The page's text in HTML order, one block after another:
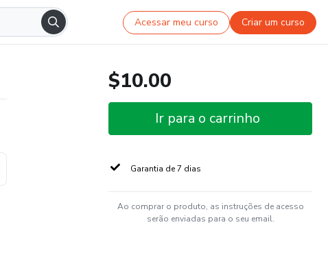
Acessar meu curso Criar um curso
$10.00
Ir para o carrinho
Garantia de 7 dias
Ao comprar o produto, as instruções de acesso
serão enviadas para o seu email.